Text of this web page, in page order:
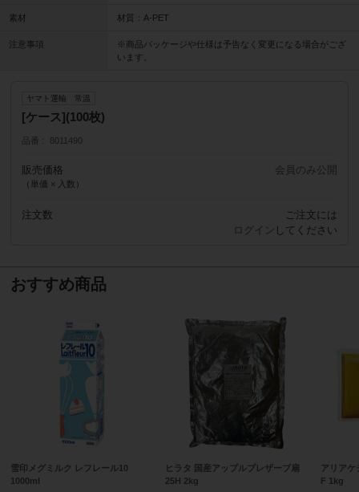
素材 材質：A-PET
注意事項
※商品パッケージや仕様は予告なく変更になる場合がござ
います。
ヤマト運輸 常温
[ケース](100枚)
品番 8011490
販売価格
（単価 × 入数）
会員のみ公開
注文数
ご注文には
ログイン してください
おすすめ商品
雪印メグミルク レフレール10
1000ml
ヒラタ 国産アップルプレザーブ扇
25H 2kg
アリアケ
F 1kg